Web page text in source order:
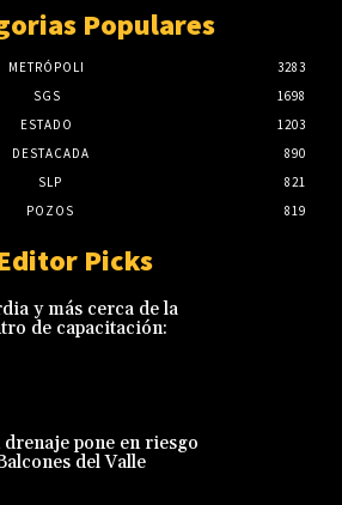
Populares
METRÓPOLI
3283
SGS
1698
ESTADO
1203
DESTACADA
890
SLP
821
POZOS
819
Picks
y más cerca de la
de capacitación:
pone en riesgo
del Valle